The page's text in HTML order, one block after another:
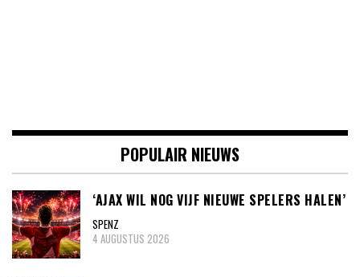
POPULAIR NIEUWS
‘AJAX WIL NOG VIJF NIEUWE SPELERS HALEN’
SPENZ
4 AUGUSTUS 2026